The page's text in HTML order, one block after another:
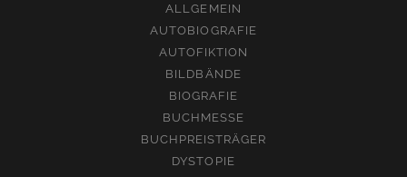
ALLGEMEIN
AUTOBIOGRAFIE
AUTOFIKTION
BILDBÄNDE
BIOGRAFIE
BUCHMESSE
BUCHPREISTRÄGER
DYSTOPIE